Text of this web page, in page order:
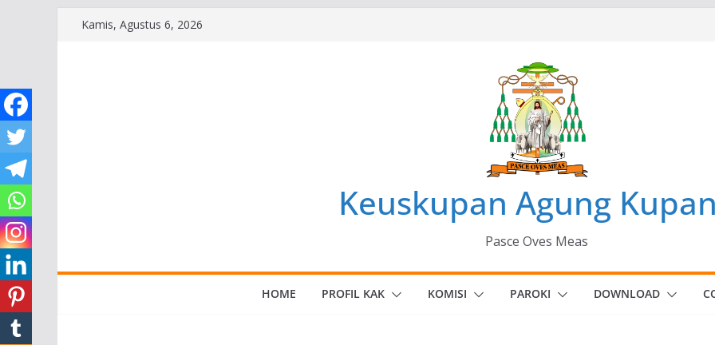
Kamis, Agustus 6, 2026
Keuskupan Agung
Pasce Oves Meas
HOME PROFIL KAK KOMISI PAROKI DOWNLOAD